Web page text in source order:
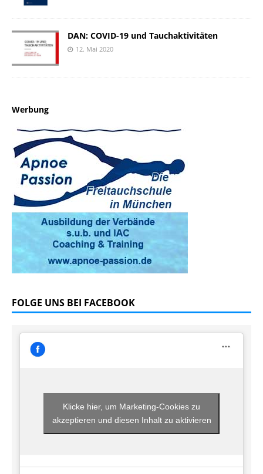
DAN: COVID-19 und Tauchaktivitäten
12. Mai 2020
Werbung
FOLGE UNS BEI FACEBOOK
Klicke hier, um Marketing-Cookies zu
akzeptieren und diesen Inhalt zu aktivieren